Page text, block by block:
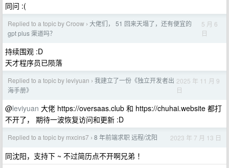
同问 :(
Replied to a topic by Croow › 大佬们， 51 回来天塌了，还有便宜的
gpt plus 渠道吗？
5 月 6
日
持续围观 :D
天才程序员已陨落
Replied to a topic by leviyuan › 我建立了一份《独立开发者出
海手册》
2025 年 11 月 9
日
@leviyuan 大佬 https://oversaas.club 和 https://chuhai.website 都打
不开了， 期待一波恢复访问和更新 :D
Replied to a topic by mxcins7 › 8 年前端求职 远程/沈阳 2023 年 7 月 13 日
同沈阳，支持下 ~ 不过简历点不开啊兄弟 ！